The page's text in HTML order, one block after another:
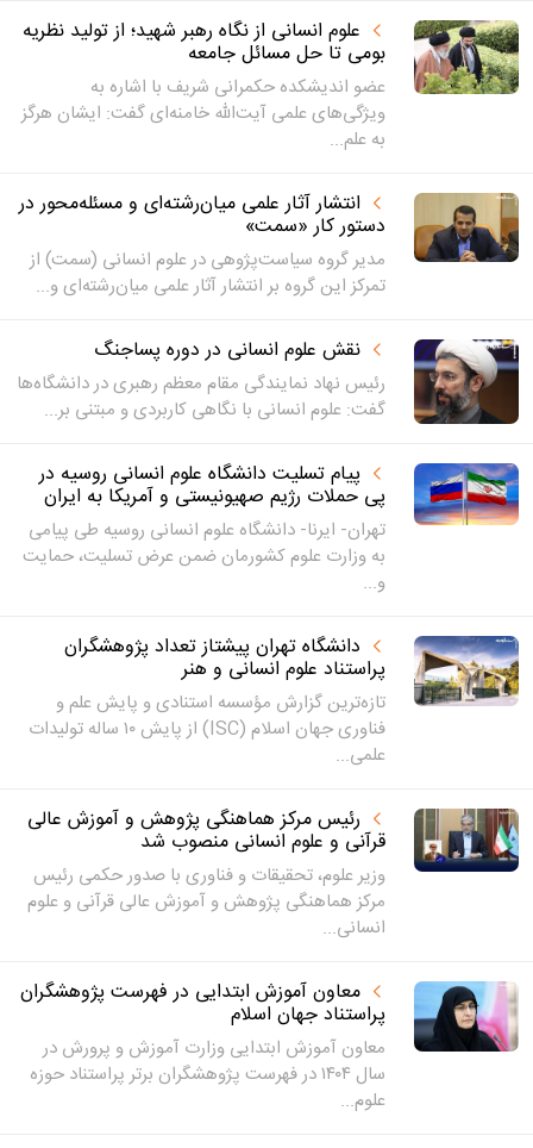
علوم انسانی از نگاه رهبر شهید؛ از تولید نظریه
بومی تا حل مسائل جامعه
عضو اندیشکده حکمرانی شریف با اشاره به
ویژگی‌های علمی آیت‌الله خامنه‌ای گفت: ایشان هرگز
به علم...
انتشار آثار علمی میان‌رشته‌ای و مسئله‌محور در
دستور کار «سمت»
مدیر گروه سیاست‌پژوهی در علوم انسانی (سمت) از
تمرکز این گروه بر انتشار آثار علمی میان‌رشته‌ای و...
نقش علوم انسانی در دوره پساجنگ
رئیس نهاد نمایندگی مقام معظم رهبری در دانشگاه‌ها
گفت: علوم انسانی با نگاهی کاربردی و مبتنی بر...
پیام تسلیت دانشگاه علوم انسانی روسیه در
پی حملات رژیم صهیونیستی و آمریکا به ایران
تهران- ایرنا- دانشگاه علوم انسانی روسیه طی پیامی
به وزارت علوم کشورمان ضمن عرض تسلیت، حمایت
و...
دانشگاه تهران پیشتاز تعداد پژوهشگران
پراستناد علوم انسانی و هنر
تازه‌ترین گزارش مؤسسه استنادی و پایش علم و
فناوری جهان اسلام (ISC) از پایش ۱۰ ساله تولیدات
علمی...
رئیس مرکز هماهنگی پژوهش و آموزش عالی
قرآنی و علوم انسانی منصوب شد
وزیر علوم، تحقیقات و فناوری با صدور حکمی رئیس
مرکز هماهنگی پژوهش و آموزش عالی قرآنی و علوم
انسانی...
معاون آموزش ابتدایی در فهرست پژوهشگران
پراستناد جهان اسلام
معاون آموزش ابتدایی وزارت آموزش و پرورش در
سال ۱۴۰۴ در فهرست پژوهشگران برتر پراستناد حوزه
علوم...